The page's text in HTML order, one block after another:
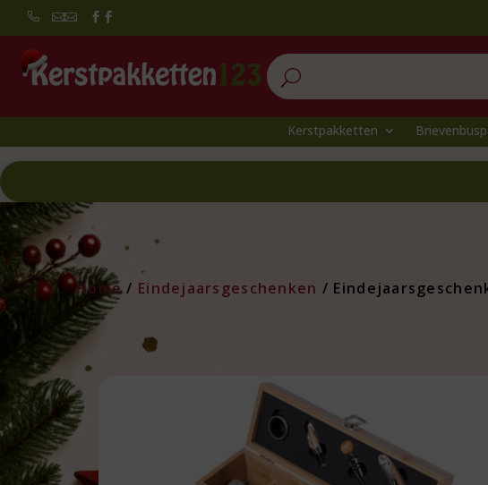
 
U
Kerstpakketten
Home/ Eindejaarsgeschenken /